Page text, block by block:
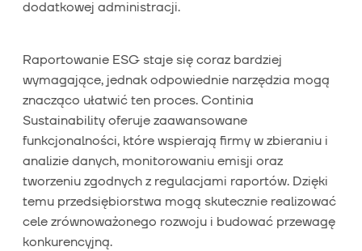
dodatkowej administracji.
Raportowanie ESG staje się coraz bardziej
wymagające, jednak odpowiednie narzędzia mogą
znacząco ułatwić ten proces. Continia
Sustainability oferuje zaawansowane
funkcjonalności, które wspierają firmy w zbieraniu i
analizie danych, monitorowaniu emisji oraz
tworzeniu zgodnych z regulacjami raportów. Dzięki
temu przedsiębiorstwa mogą skutecznie realizować
cele zrównoważonego rozwoju i budować przewagę
konkurencyjną.